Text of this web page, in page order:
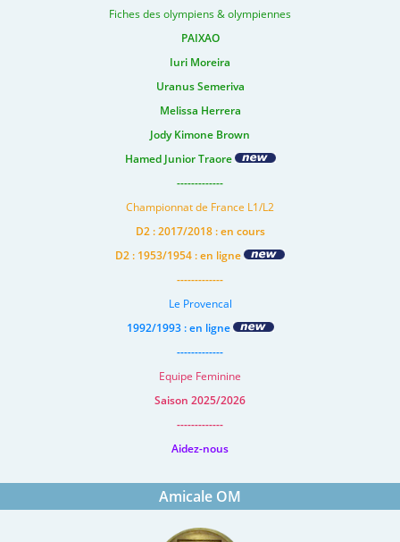
Fiches des olympiens & olympiennes
PAIXAO
Iuri Moreira
Uranus Semeriva
Melissa Herrera
Jody Kimone Brown
Hamed Junior Traore
-------------
Championnat de France L1/L2
D2 : 2017/2018 : en cours
D2 : 1953/1954 : en ligne
-------------
Le Provencal
1992/1993 : en ligne
-------------
Equipe Feminine
Saison 2025/2026
-------------
Aidez-nous
Amicale OM